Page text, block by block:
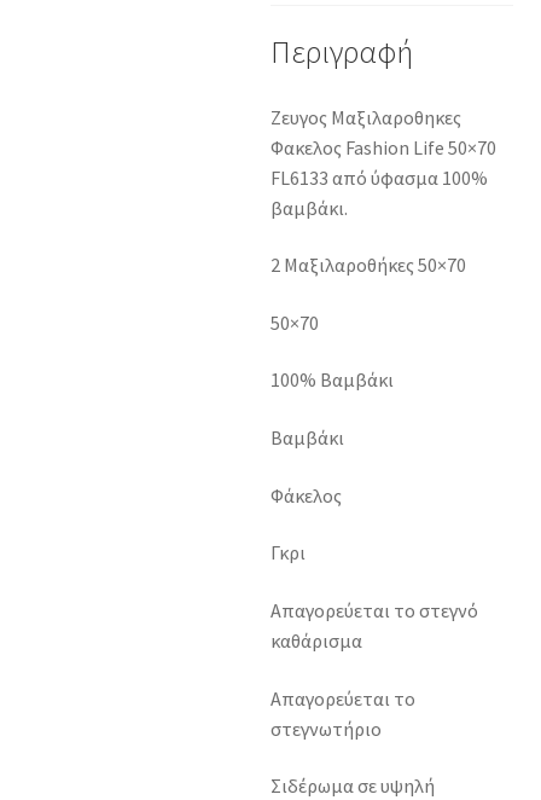
Περιγραφή
Ζευγος Μαξιλαροθηκες
Φακελος Fashion Life 50×70
FL6133 από ύφασμα 100%
βαμβάκι.
2 Μαξιλαροθήκες 50×70
50×70
100% Βαμβάκι
Βαμβάκι
Φάκελος
Γκρι
Απαγορεύεται το στεγνό
καθάρισμα
Απαγορεύεται το
στεγνωτήριο
Σιδέρωμα σε υψηλή